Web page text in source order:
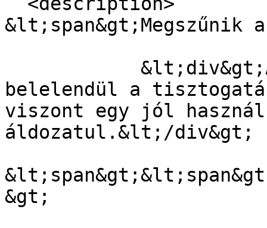
&lt;span&gt;Megszűnik
belelendül a
viszont egy jól
áldozatul.&lt;/div&gt;
&gt;